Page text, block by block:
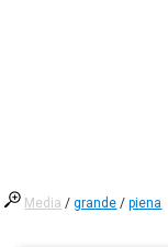
Media /grande /piena